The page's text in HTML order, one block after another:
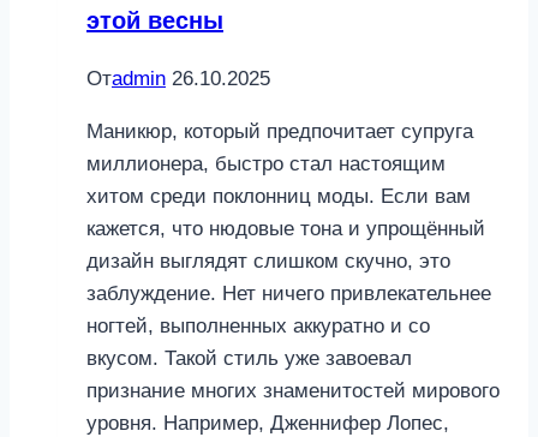
этой весны
Отadmin 26.10.2025
Маникюр, который предпочитает супруга
миллионера, быстро стал настоящим
хитом среди поклонниц моды. Если вам
кажется, что нюдовые тона и упрощённый
дизайн выглядят слишком скучно, это
заблуждение. Нет ничего привлекательнее
ногтей, выполненных аккуратно и со
вкусом. Такой стиль уже завоевал
признание многих знаменитостей мирового
уровня. Например, Дженнифер Лопес,